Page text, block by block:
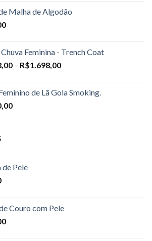
Malha de Algodão
Feminina - Trench Coat
– R$1.698,00Price
through
de Lã Gola Smoking.
de Pele
Couro com Pele